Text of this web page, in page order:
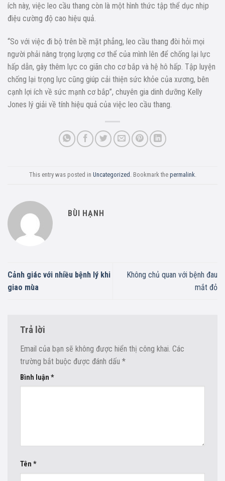
ích này, việc leo cầu thang còn là một hình thức tập thể dục nhịp
điệu cường độ cao hiệu quả.
“So với việc đi bộ trên bề mặt phẳng, leo cầu thang đòi hỏi mọi
người phải nâng trọng lượng cơ thể của mình lên để chống lại lực
hấp dẫn, gây thêm lực co giãn cho cơ bắp và hệ hô hấp. Tập luyện
chống lại trọng lực cũng giúp cải thiện sức khỏe của xương, bên
cạnh lợi ích về sức mạnh cơ bắp”, chuyên gia dinh dưỡng Kelly
Jones lý giải về tính hiệu quả của việc leo cầu thang.
This entry was posted in Uncategorized . Bookmark the permalink
BÙI HẠNH
Cảnh giác với nhiều bệnh lý khi
giao mùa
Không chủ quan với bệnh đau
mắt đỏ
Trả lời
Email của bạn sẽ không được hiển thị công khai. Các
trường bắt buộc được đánh dấu *
Bình luận *
Tên *